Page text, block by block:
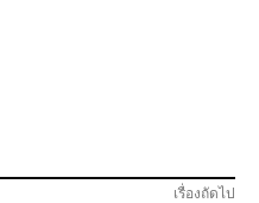
เรื่องถัดไป